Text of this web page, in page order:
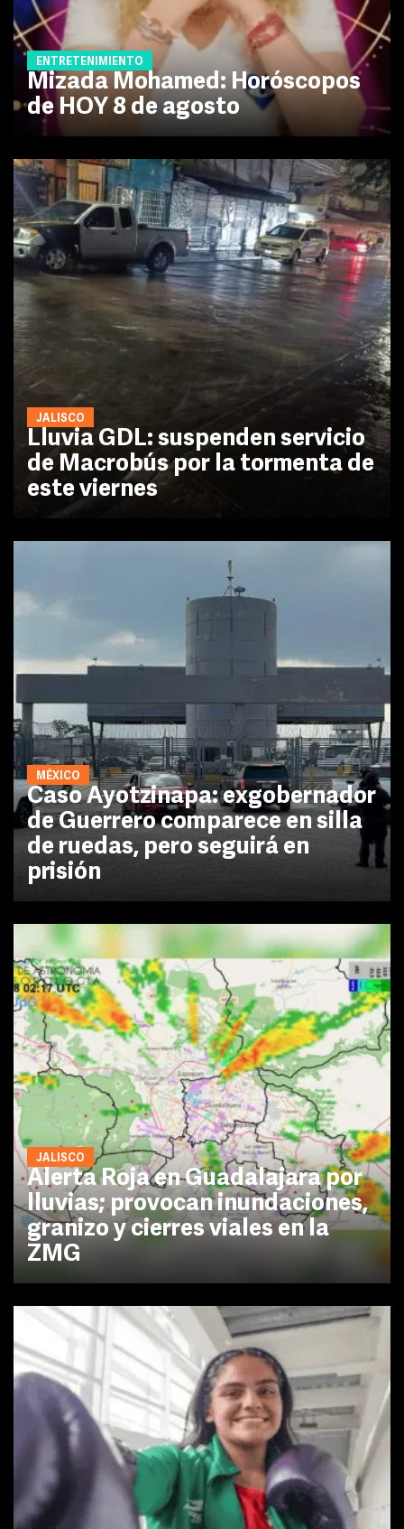
ENTRETENIMIENTO
Mizada Mohamed: Horóscopos
de HOY 8 de agosto
JALISCO
Lluvia GDL: suspenden servicio
de Macrobús por la tormenta de
este viernes
MÉXICO
Caso Ayotzinapa: exgobernador
de Guerrero comparece en silla
de ruedas, pero seguirá en
prisión
JALISCO
Alerta Roja en Guadalajara por
lluvias; provocan inundaciones,
granizo y cierres viales en la
ZMG